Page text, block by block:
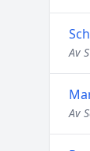
Av
Av